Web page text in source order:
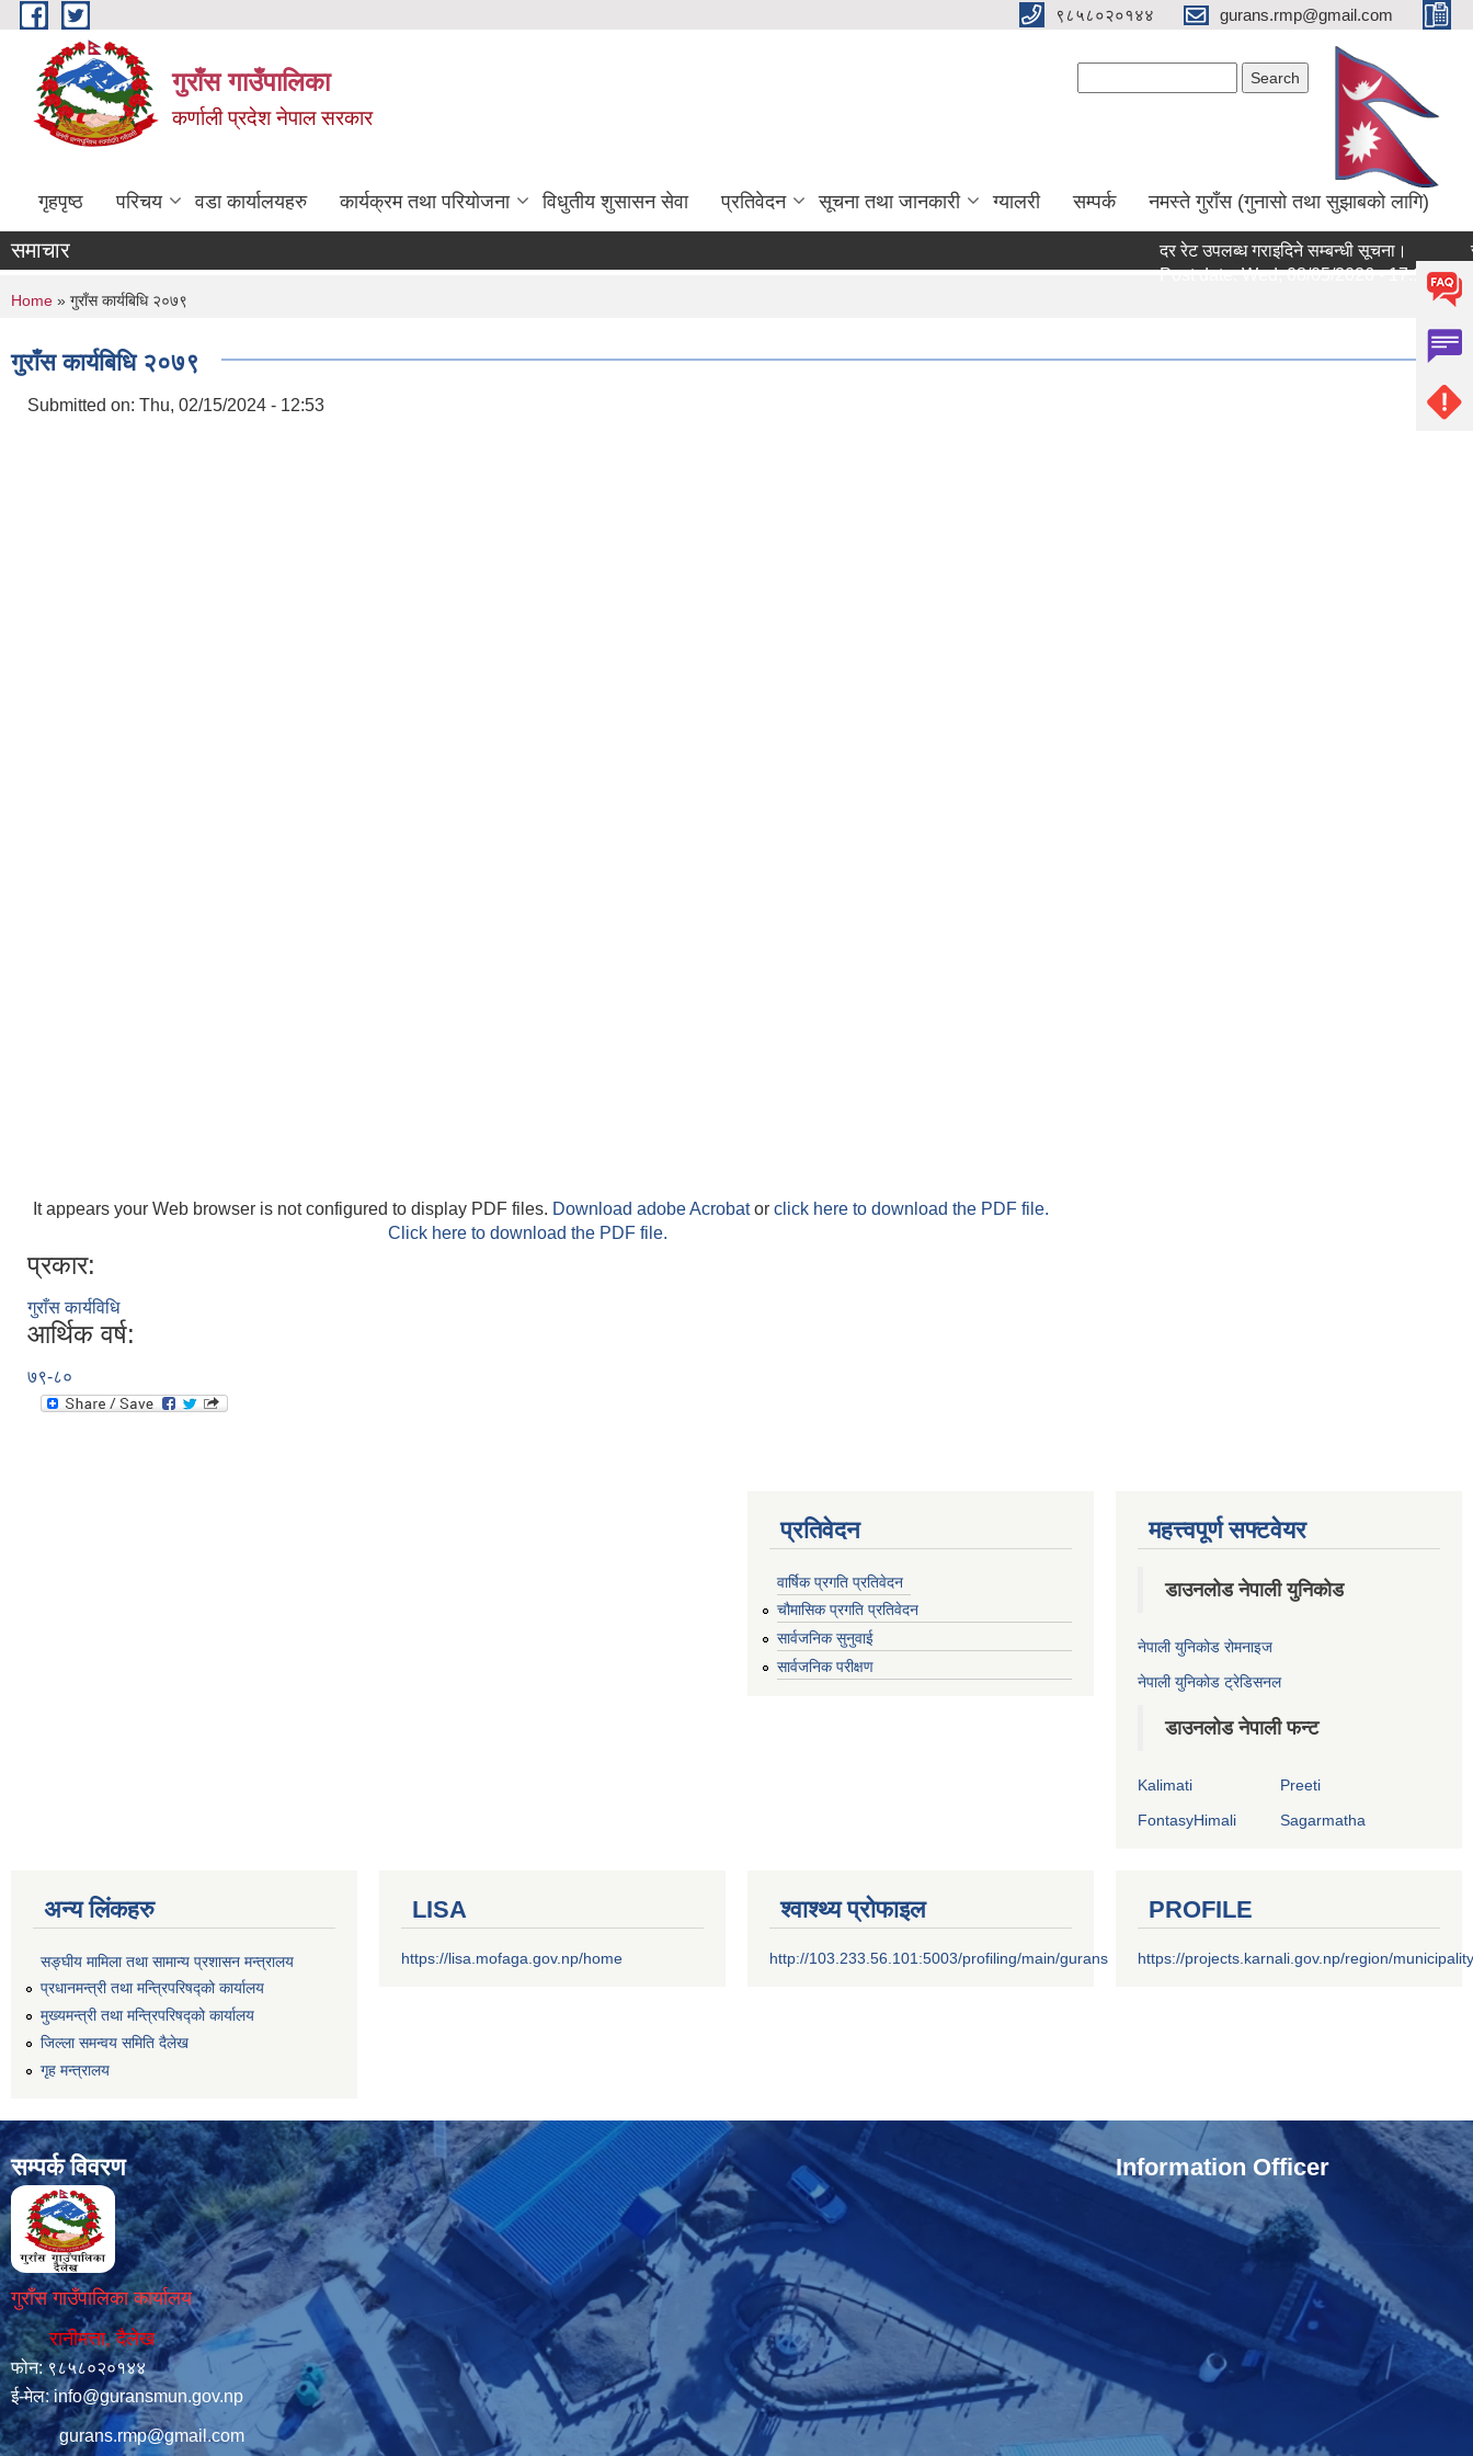
Skip to main content ९८५८०२०१४४ gurans.rmp@gmail.com
गुराँस गाउँपालिका
कर्णाली प्रदेश नेपाल सरकार
गृहपृष्ठ परिचय वडा कार्यालयहरु कार्यक्रम तथा परियोजना विधुतीय शुसासन सेवा प्रतिवेदन सूचना तथा जानकारी ग्यालरी सम्पर्क नमस्ते गुराँस (गुनासो तथा सुझाबको लागि)
समाचार
दर रेट उपलब्ध गराइदिने सम्बन्धी सूचना।
Post date:Wed, 08/05/2026 - 17:14
You are here
Home » गुराँस कार्यबिधि २०७९
गुराँस कार्यबिधि २०७९
Submitted on: Thu, 02/15/2024 - 12:53
It appears your Web browser is not configured to display PDF files. Download adobe Acrobator click here to download the PDF file.
Click here to download the PDF file.
प्रकार:
गुराँस कार्यविधि
आर्थिक वर्ष:
७९-८०
प्रतिवेदन
वार्षिक प्रगति प्रतिवेदन
चौमासिक प्रगति प्रतिवेदन
सार्वजनिक सुनुवाई
सार्वजनिक परीक्षण
महत्त्वपूर्ण सफ्टवेयर
डाउनलोड नेपाली युनिकोड
नेपाली युनिकोड रोमनाइज
नेपाली युनिकोड ट्रेडिसनल
डाउनलोड नेपाली फन्ट
Kalimati
Preeti
FontasyHimali
Sagarmatha
अन्य लिंकहरु
सङ्‍घीय मामिला तथा सामान्य प्रशासन मन्त्रालय
प्रधानमन्त्री तथा मन्त्रिपरिषद्को कार्यालय
मुख्यमन्त्री तथा मन्त्रिपरिषद्को कार्यालय
जिल्ला समन्वय समिति दैलेख
गृह मन्त्रालय
LISA
https://lisa.mofaga.gov.np/home
श्वाश्थ्य प्रोफाइल
http://103.233.56.101:5003/profiling/main/gurans
PROFILE
https://projects.karnali.gov.np/region/
सम्पर्क विवरण
गुराँस गाउँपालिका कार्यालय
रानीमत्ता, दैलेख
फोन: ९८५८०२०१४४
ई-मेल:info@guransmun.gov.np
gurans.rmp@gmail.com
Information Officer